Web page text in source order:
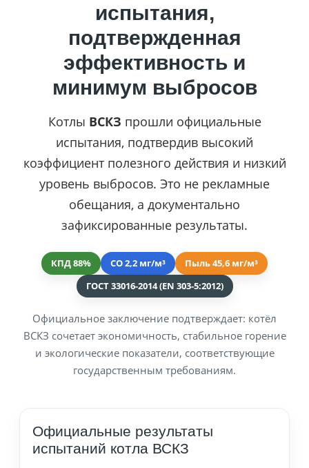
испытания,
подтвержденная
эффективность и
минимум выбросов
Котлы ВСКЗ прошли официальные
испытания, подтвердив высокий
коэффициент полезного действия и низкий
уровень выбросов. Это не рекламные
обещания, а документально
зафиксированные результаты.
КПД 88% CO 2,2 мг/м³
Пыль 45,6 мг/м³
ГОСТ 33016-2014 (EN 303-5:2012)
Официальное заключение подтверждает: котёл
ВСКЗ сочетает экономичность, стабильное горение
и экологические показатели, соответствующие
государственным требованиям.
Официальные результаты
испытаний котла ВСКЗ